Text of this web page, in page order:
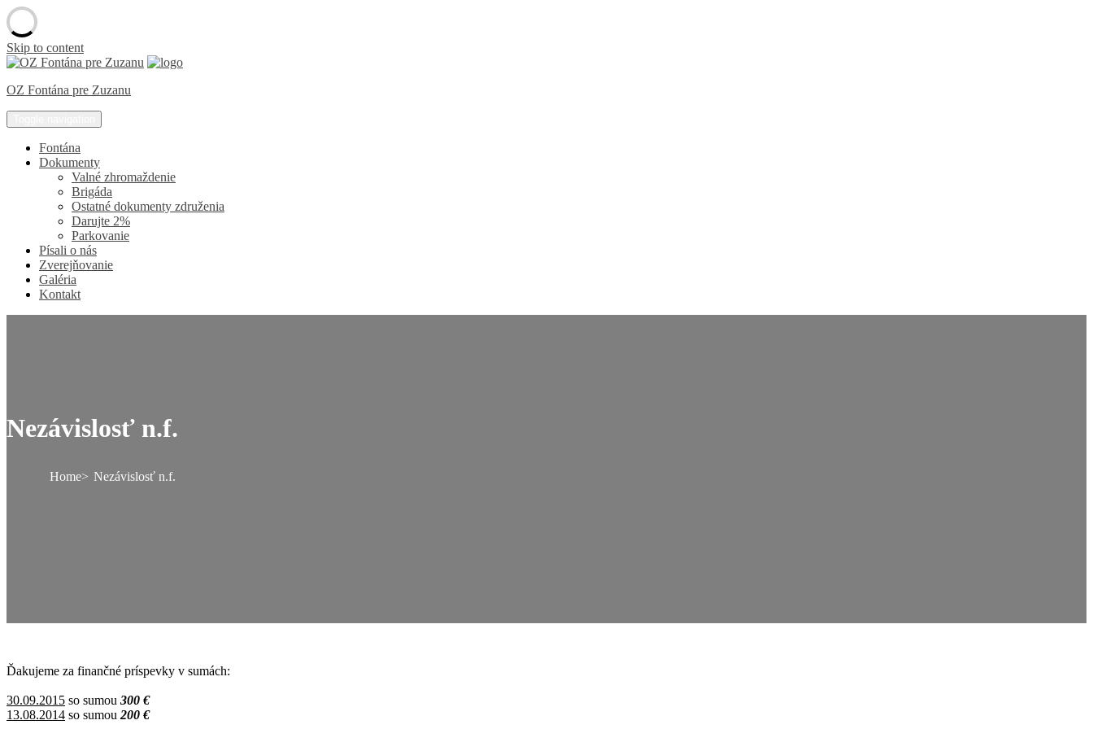
Skip to content
OZ Fontána pre Zuzanu
Fontána
Dokumenty
Valné zhromaždenie
Brigáda
Ostatné dokumenty združenia
Darujte 2%
Parkovanie
Písali o nás
Zverejňovanie
Galéria
Kontakt
Nezávislosť n.f.
Home Nezávislosť n.f.
Ďakujeme za finančné príspevky v sumách:
30.09.2015 so sumou 300 €
13.08.2014 so sumou 200 €